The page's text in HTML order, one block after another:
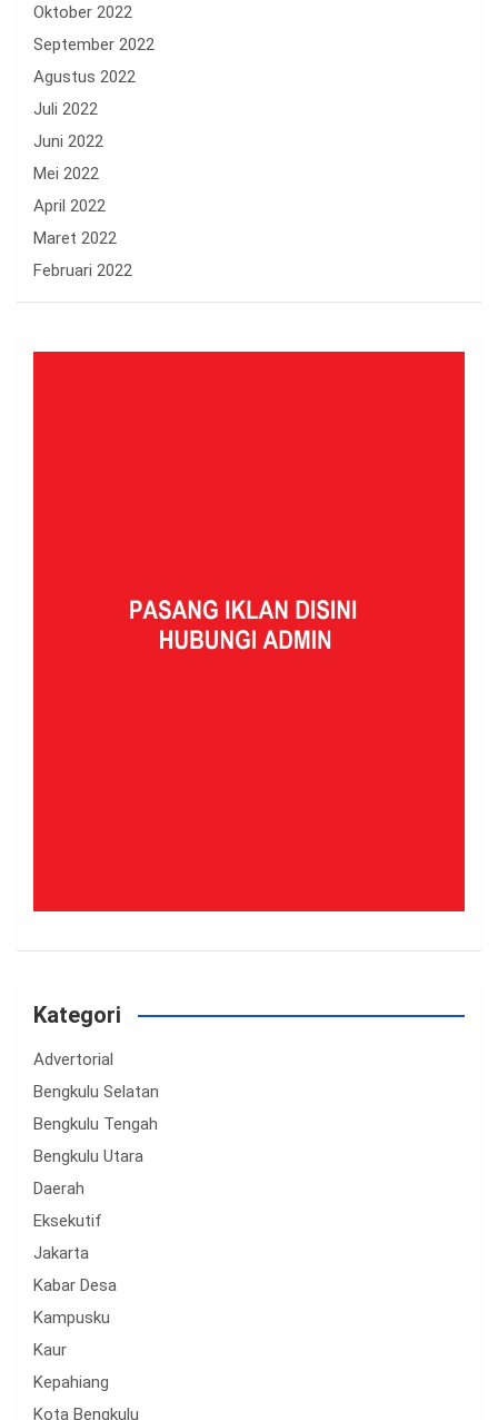
Oktober 2022
September 2022
Agustus 2022
Juli 2022
Juni 2022
Mei 2022
April 2022
Maret 2022
Februari 2022
Kategori
Advertorial
Bengkulu Selatan
Bengkulu Tengah
Bengkulu Utara
Daerah
Eksekutif
Jakarta
Kabar Desa
Kampusku
Kaur
Kepahiang
Kota Bengkulu